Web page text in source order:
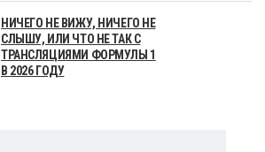
НИЧЕГО НЕ ВИЖУ, НИЧЕГО НЕ
СЛЫШУ, ИЛИ ЧТО НЕ ТАК С
ТРАНСЛЯЦИЯМИ ФОРМУЛЫ 1
В 2026 ГОДУ